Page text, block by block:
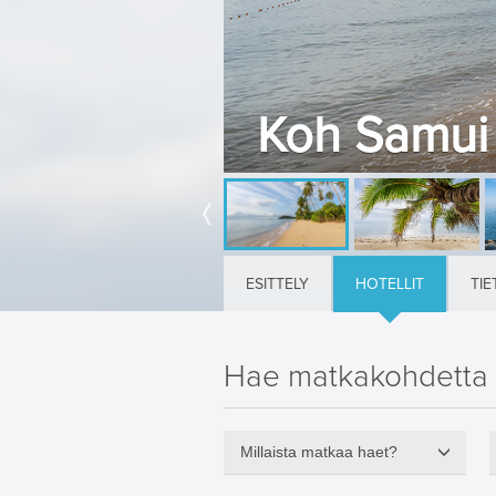
Koh
ESITTELY HOTELLIT
Hae matkakohdetta
Millaista matkaa haet?